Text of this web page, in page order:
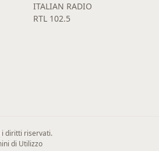
ITALIAN RADIO
RTL 102.5
i diritti riservati.
di Utilizzo